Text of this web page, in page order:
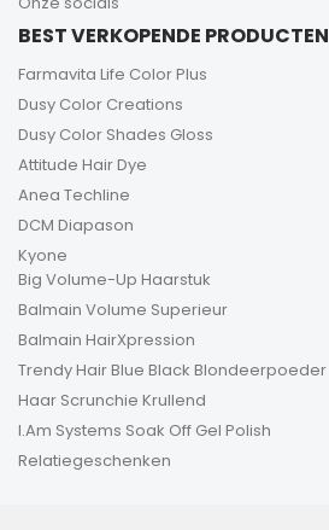
BEST VERKOPENDE PRODUCTEN
Farmavita Life Color Plus
Dusy Color Creations
Dusy Color Shades Gloss
Attitude Hair Dye
Anea Techline
DCM Diapason
Kyone
Big Volume-Up Haarstuk
Balmain Volume Superieur
Balmain HairXpression
Trendy Hair Blue Black Blondeerpoeder
Haar Scrunchie Krullend
I.Am Systems Soak Off Gel Polish
Relatiegeschenken